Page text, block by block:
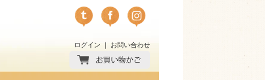
ログイン ｜ お問い合わせ